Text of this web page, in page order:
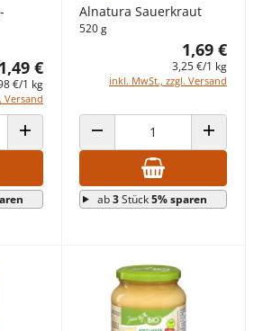
1,49 €
€/1 kg
Versand
ANZAHL ERHÖHEN
Alnatura Sauerkraut
520 g
1,69 €
3,25 €/1 kg
inkl. MwSt., zzgl. Versand
ANZAHL VERRINGERN ANZAHL
ab3Stück5% sparen